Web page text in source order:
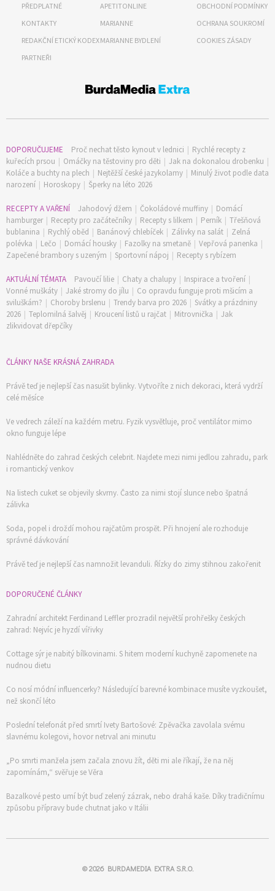
PŘEDPLATNÉ
KONTAKTY
REDAKČNÍ ETICKÝ KODEX
PARTNEŘI
APETITONLINE
MARIANNE
MARIANNE BYDLENÍ
OBCHODNÍ PODMÍNKY
OCHRANA SOUKROMÍ
COOKIES ZÁSADY
DOPORUČUJEME Proč nechat těsto kynout v lednici | Rychlé recepty z
kuřecích prsou | Omáčky na těstoviny pro děti | Jak na dokonalou drobenku |
Koláče a buchty na plech | Nejtěžší české jazykolamy | Minulý život podle data
narození | Horoskopy | Šperky na léto 2026
RECEPTY A VAŘENÍ Jahodový džem | Čokoládové muffiny | Domácí
hamburger | Recepty pro začátečníky | Recepty s lilkem | Perník | Třešňová
bublanina | Rychlý oběd | Banánový chlebíček | Zálivky na salát | Zelná
polévka | Lečo | Domácí housky | Fazolky na smetaně | Vepřová panenka |
Zapečené brambory s uzeným | Sportovní nápoj | Recepty s rybízem
AKTUÁLNÍ TÉMATA Pavoučí lilie | Chaty a chalupy | Inspirace a tvoření |
Vonné muškáty | Jaké stromy do jílu | Co opravdu funguje proti mšicím a
sviluškám? | Choroby brslenu | Trendy barva pro 2026 | Svátky a prázdniny
2026 | Teplomilná šalvěj | Kroucení listů u rajčat | Mitrovnička | Jak
zlikvidovat dřepčíky
ČLÁNKY NAŠE KRÁSNÁ ZAHRADA
Právě teď je nejlepší čas nasušit bylinky. Vytvoříte z nich dekoraci, která vydrží
celé měsíce
Ve vedrech záleží na každém metru. Fyzik vysvětluje, proč ventilátor mimo
okno funguje lépe
Nahlédněte do zahrad českých celebrit. Najdete mezi nimi jedlou zahradu, park
i romantický venkov
Na listech cuket se objevily skvrny. Často za nimi stojí slunce nebo špatná
zálivka
Soda, popel i droždí mohou rajčatům prospět. Při hnojení ale rozhoduje
správné dávkování
Právě teď je nejlepší čas namnožit levanduli. Řízky do zimy stihnou zakořenit
DOPORUČENÉ ČLÁNKY
Zahradní architekt Ferdinand Leffler prozradil největší prohřešky českých
zahrad: Nejvíc je hyzdí vířivky
Cottage sýr je nabitý bílkovinami. S hitem moderní kuchyně zapomenete na
nudnou dietu
Co nosí módní influencerky? Následující barevné kombinace musíte vyzkoušet,
než skončí léto
Poslední telefonát před smrtí Ivety Bartošové: Zpěvačka zavolala svému
slavnému kolegovi, hovor netrval ani minutu
„Po smrti manžela jsem začala znovu žít, děti mi ale říkají, že na něj
zapomínám,“ svěřuje se Věra
Bazalkové pesto umí být buď zelený zázrak, nebo drahá kaše. Díky tradičnímu
způsobu přípravy bude chutnat jako v Itálii
© 2026 BURDAMEDIA EXTRA S.R.O.